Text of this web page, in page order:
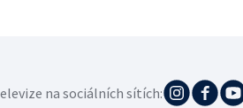
na sociálních sítích: